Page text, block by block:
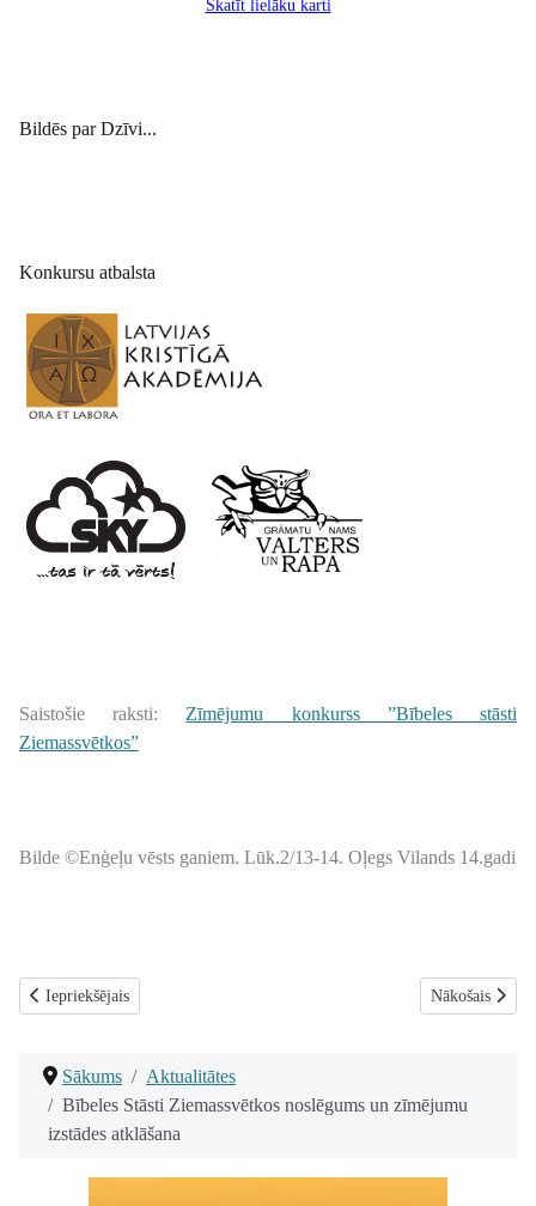
Skatīt lielāku karti
Bildēs par Dzīvi...
Konkursu atbalsta
Saistošie raksti: Zīmējumu konkurss ”Bībeles stāsti
Ziemassvētkos”
Bilde ©Enģeļu vēsts ganiem. Lūk.2/13-14. Oļegs Vilands 14.gadi
Iepriekšējais raksts: ”Eņģeļi” apciemo bērnus slimnīcā
Iepriekšējais Nākamais
Nākošais
Sākums
Aktualitātes
Bībeles Stāsti Ziemassvētkos noslēgums un zīmējumu
izstādes atklāšana